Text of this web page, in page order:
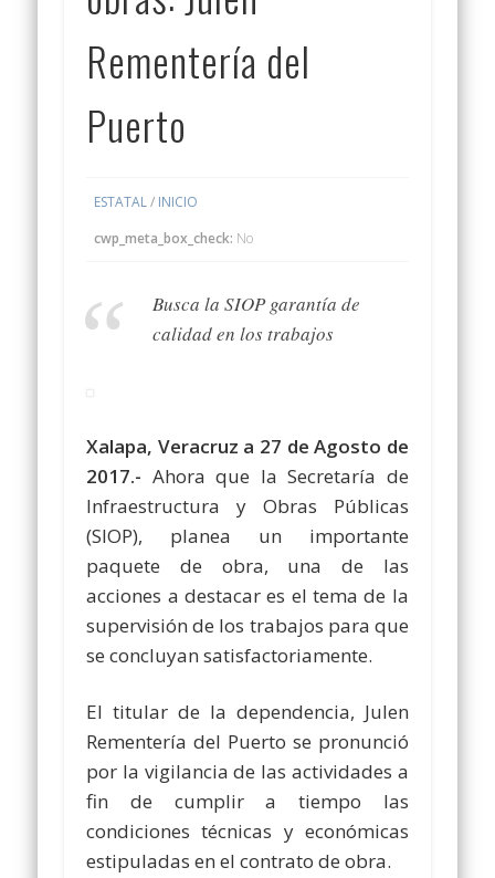
Rementería del
Puerto
ESTATAL/ INICIO
cwp_meta_box_check: No
Busca la SIOP garantía de
calidad en los trabajos
Xalapa, Veracruz a 27 de Agosto de
2017.- Ahora que la Secretaría de
Infraestructura y Obras Públicas
(SIOP), planea un importante
paquete de obra, una de las
acciones a destacar es el tema de la
supervisión de los trabajos para que
se concluyan satisfactoriamente.
El titular de la dependencia, Julen
Rementería del Puerto se pronunció
por la vigilancia de las actividades a
fin de cumplir a tiempo las
condiciones técnicas y económicas
estipuladas en el contrato de obra.